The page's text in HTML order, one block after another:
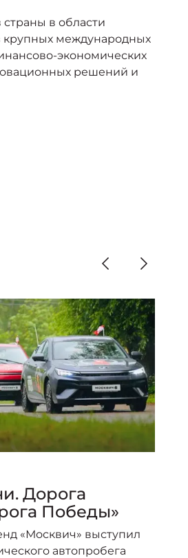
в области
крупных международных
экономических
решений и
Дорога
Победы»
«Москвич» выступил
автопробега